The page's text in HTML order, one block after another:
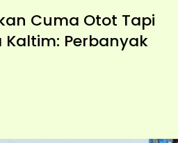
Cuma Otot Tapi
Kaltim: Perbanyak